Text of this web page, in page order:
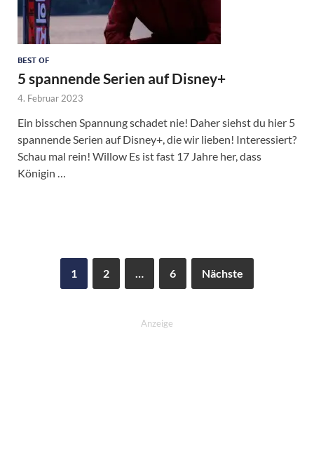
BEST OF
5 spannende Serien auf Disney+
4. Februar 2023
Ein bisschen Spannung schadet nie! Daher siehst du hier 5
spannende Serien auf Disney+, die wir lieben! Interessiert?
Schau mal rein! Willow Es ist fast 17 Jahre her, dass
Königin …
1 2 6 Nächste
Anzeige